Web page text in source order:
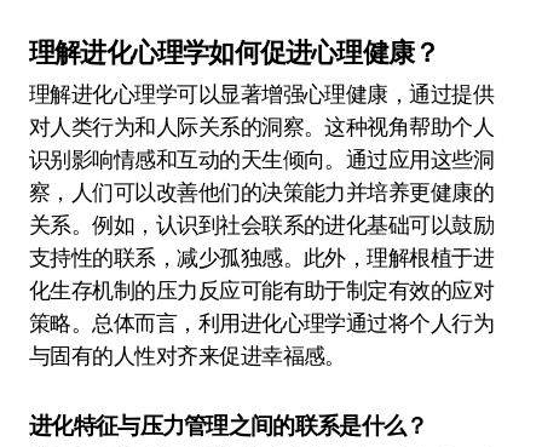
理解进化心理学如何促进心理健康？
理解进化心理学可以显著增强心理健康，通过提供
对人类行为和人际关系的洞察。这种视角帮助个人
识别影响情感和互动的天生倾向。通过应用这些洞
察，人们可以改善他们的决策能力并培养更健康的
关系。例如，认识到社会联系的进化基础可以鼓励
支持性的联系，减少孤独感。此外，理解根植于进
化生存机制的压力反应可能有助于制定有效的应对
策略。总体而言，利用进化心理学通过将个人行为
与固有的人性对齐来促进幸福感。
进化特征与压力管理之间的联系是什么？